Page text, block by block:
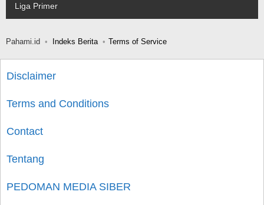
Liga Primer
Pahami.id Indeks Berita Terms of Service
Disclaimer
Terms and Conditions
Contact
Tentang
PEDOMAN MEDIA SIBER